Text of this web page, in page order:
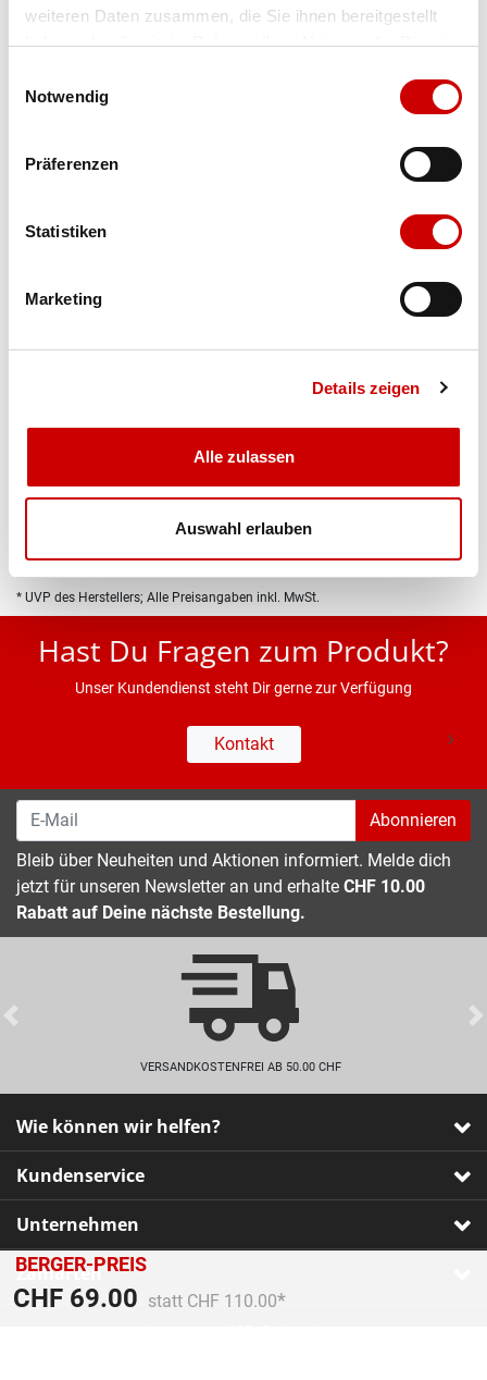
weiteren Daten zusammen, die Sie ihnen bereitgestellt
haben oder die sie im Rahmen Ihrer Nutzung der Dienste
Notwendig
Präferenzen
Statistiken
Marketing
Details zeigen
Alle zulassen
Auswahl erlauben
BERGER-PREIS
CHF 69.00 Preis reduziert von
statt CHF 110.00
An
IN DEN WARENKORB
Bis 17:00 Uhr bestellen: morgen geliefert - ab CHF 50.00
Produktbeschreibung
* UVP des Herstellers; Alle Preisangaben inkl. MwSt.
Hast Du Fragen zum Produkt?
Unser Kundendienst steht Dir gerne zur Verfügung
Kontakt
Abonnieren
Bleib über Neuheiten und Aktionen informiert. Melde dich
jetzt für unseren Newsletter an und erhalte CHF 10.00
Rabatt auf Deine nächste Bestellung.
VERSANDKOSTENFREI AB 50.00 CHF
Previous
Wie können wir helfen?
Kundenservice
Unternehmen
Zahlarten